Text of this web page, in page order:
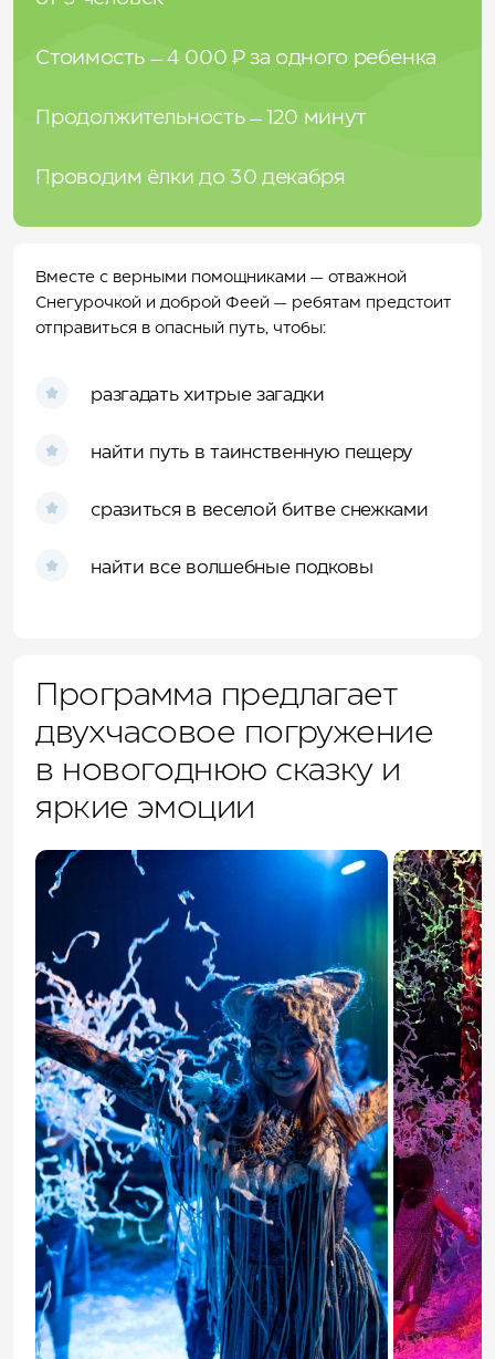
Стоимость – 4 000 ₽ за одного ребенка
Продолжительность – 120 минут
Проводим ёлки до 30 декабря
Вместе с верными помощниками — отважной
Снегурочкой и доброй Феей — ребятам предстоит
отправиться в опасный путь, чтобы:
разгадать хитрые загадки
найти путь в таинственную пещеру
сразиться в веселой битве снежками
найти все волшебные подковы
Программа предлагает
двухчасовое погружение
в новогоднюю сказку и
яркие эмоции